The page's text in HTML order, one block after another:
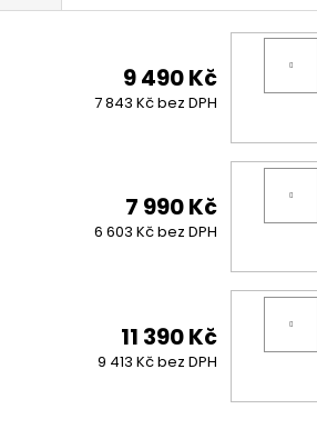
9 490 Kč
7 843 Kč bez DPH
7 990 Kč
6 603 Kč bez DPH
11 390 Kč
9 413 Kč bez DPH